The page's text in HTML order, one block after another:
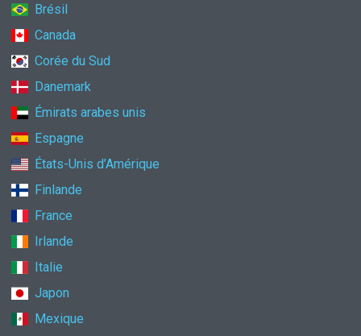
Brésil
Canada
Corée du Sud
Danemark
Émirats arabes unis
Espagne
États-Unis d’Amérique
Finlande
France
Irlande
Italie
Japon
Mexique